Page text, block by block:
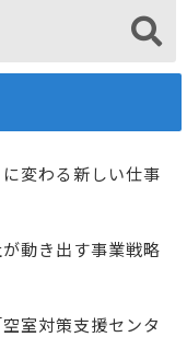
変わる新しい仕事
動き出す事業戦略
室対策支援センタ